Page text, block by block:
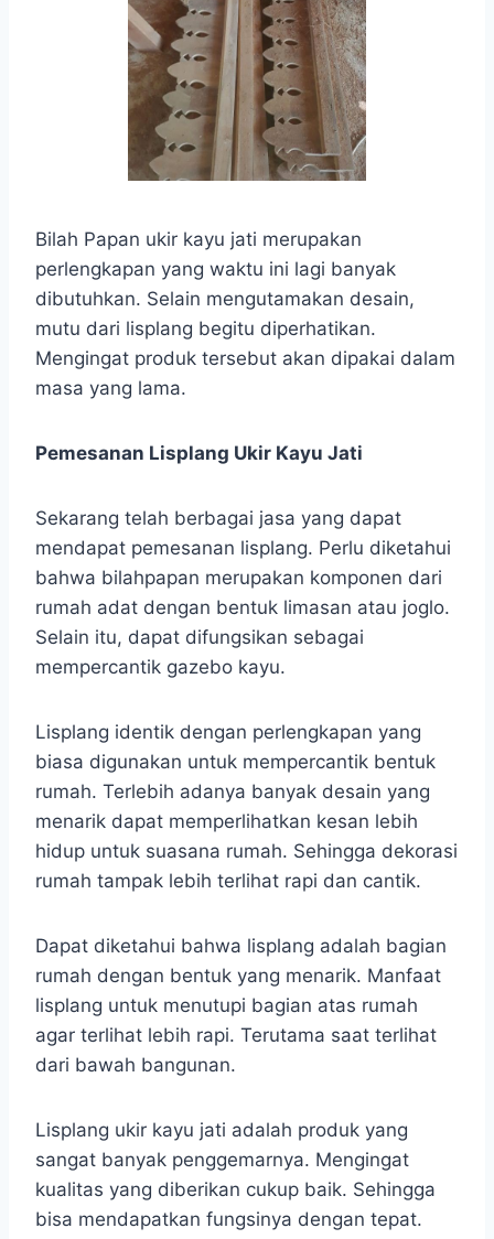
Bilah Papan ukir kayu jati merupakan
perlengkapan yang waktu ini lagi banyak
dibutuhkan. Selain mengutamakan desain,
mutu dari lisplang begitu diperhatikan.
Mengingat produk tersebut akan dipakai dalam
masa yang lama.
Pemesanan Lisplang Ukir Kayu Jati
Sekarang telah berbagai jasa yang dapat
mendapat pemesanan lisplang. Perlu diketahui
bahwa bilahpapan merupakan komponen dari
rumah adat dengan bentuk limasan atau joglo.
Selain itu, dapat difungsikan sebagai
mempercantik gazebo kayu.
Lisplang identik dengan perlengkapan yang
biasa digunakan untuk mempercantik bentuk
rumah. Terlebih adanya banyak desain yang
menarik dapat memperlihatkan kesan lebih
hidup untuk suasana rumah. Sehingga dekorasi
rumah tampak lebih terlihat rapi dan cantik.
Dapat diketahui bahwa lisplang adalah bagian
rumah dengan bentuk yang menarik. Manfaat
lisplang untuk menutupi bagian atas rumah
agar terlihat lebih rapi. Terutama saat terlihat
dari bawah bangunan.
Lisplang ukir kayu jati adalah produk yang
sangat banyak penggemarnya. Mengingat
kualitas yang diberikan cukup baik. Sehingga
bisa mendapatkan fungsinya dengan tepat.